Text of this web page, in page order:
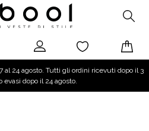
al 24 agosto. Tutti gli ordini ricevuti dopo il 3
evasi dopo il 24 agosto.